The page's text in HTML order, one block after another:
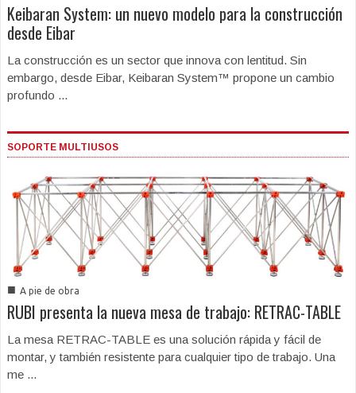
Keibaran System: un nuevo modelo para la construcción
desde Eibar
La construcción es un sector que innova con lentitud. Sin
embargo, desde Eibar, Keibaran System™ propone un cambio
profundo ...
SOPORTE MULTIUSOS
■ A pie de obra
RUBI presenta la nueva mesa de trabajo: RETRAC-TABLE
La mesa RETRAC-TABLE es una solución rápida y fácil de
montar, y también resistente para cualquier tipo de trabajo. Una
me ...